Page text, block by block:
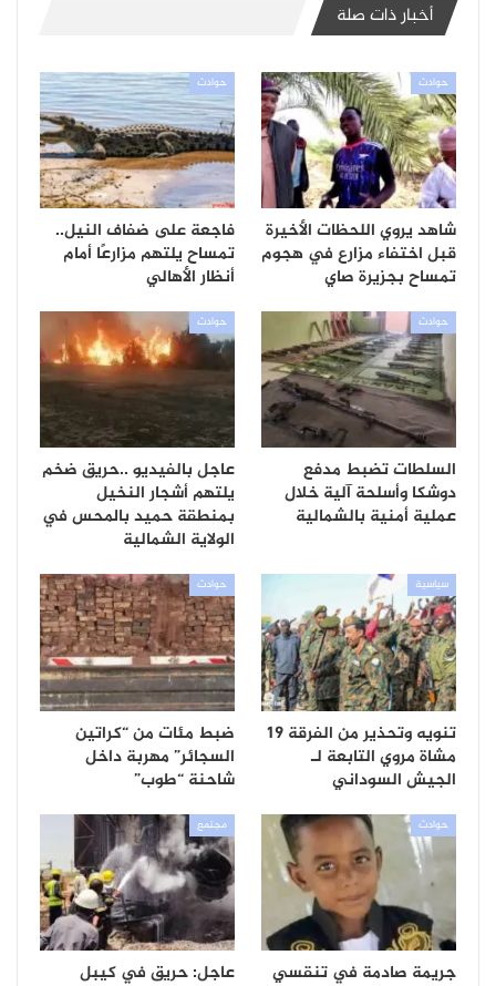
أخبار ذات صلة
حوادث
شاهد يروي اللحظات الأخيرة
قبل اختفاء مزارع في هجوم
تمساح بجزيرة صاي
حوادث
فاجعة على ضفاف النيل..
تمساح يلتهم مزارعًا أمام
أنظار الأهالي
حوادث
السلطات تضبط مدفع
دوشكا وأسلحة آلية خلال
عملية أمنية بالشمالية
حوادث
عاجل بالفيديو ..حريق ضخم
يلتهم أشجار النخيل
بمنطقة حميد بالمحس في
الولاية الشمالية
سياسية
تنويه وتحذير من الفرقة 19
مشاة مروي التابعة لـ
الجيش السوداني
حوادث
ضبط مئات من “كراتين
السجائر” مهربة داخل
شاحنة “طوب”
حوادث
جريمة صادمة في تنقسي
مجتمع
عاجل: حريق في كيبل